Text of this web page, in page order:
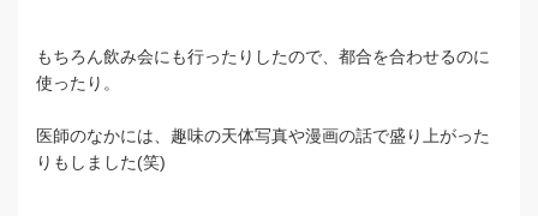
もちろん飲み会にも行ったりしたので、都合を合わせるのに
使ったり。
医師のなかには、趣味の天体写真や漫画の話で盛り上がった
りもしました(笑)